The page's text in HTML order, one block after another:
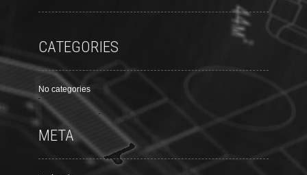
CATEGORIES
No categories
META